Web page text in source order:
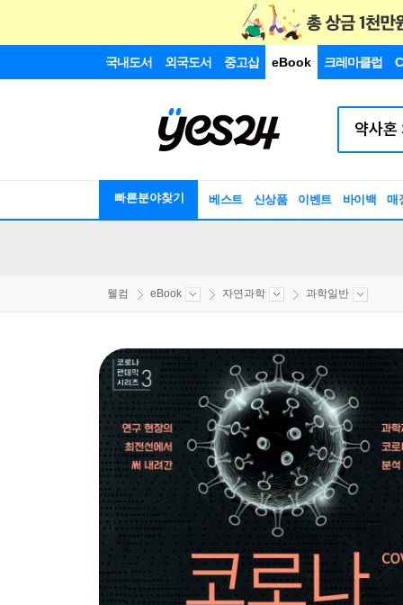
국내도서 외국도서 중고샵 eBook 크레마클럽
빠른분야찾기 베스트 신상품 이벤트 바이백 매
웰컴 eBook 자연과학 과학일반